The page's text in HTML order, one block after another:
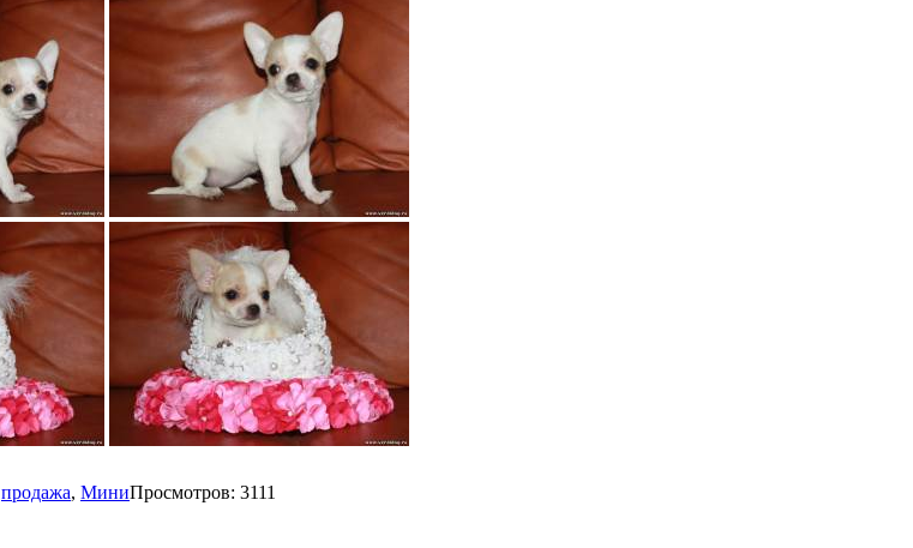
продажа, МиниПросмотров: 3111